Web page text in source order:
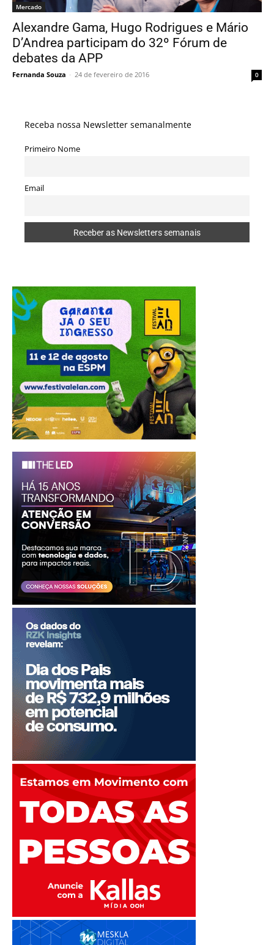
Mercado
Alexandre Gama, Hugo Rodrigues e Mário
D’Andrea participam do 32º Fórum de
debates da APP
Fernanda Souza - 24 de fevereiro de 2016 0
Receba nossa Newsletter semanalmente
Primeiro Nome
Email